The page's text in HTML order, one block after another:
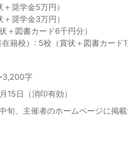
奨学金5万円）
奨学金3万円）
＋図書カード6千円分）
籍校）: 5校（賞状＋図書カード1
3,200字
15日（消印有効）
旬、主催者のホームページに掲